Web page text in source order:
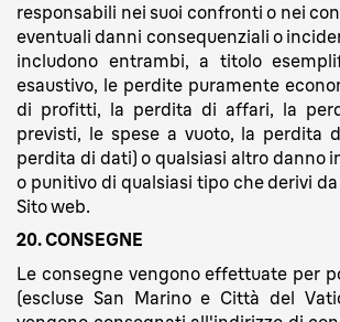
responsabili nei suoi confronti o nei
eventuali danni consequenziali o
includono entrambi, a titolo
esaustivo, le perdite puramente
di profitti, la perdita di affari, la
previsti, le spese a vuoto, la perdita
perdita di dati) o qualsiasi altro danno
o punitivo di qualsiasi tipo che derivi
Sito web.
20. CONSEGNE
Le consegne vengono effettuate per
(escluse San Marino e Città del